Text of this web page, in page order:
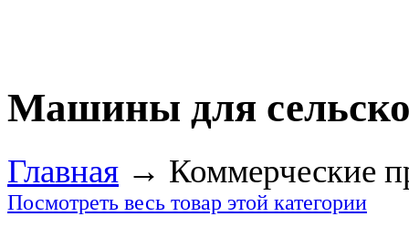
Машины для
Главная → Коммерческие
Посмотреть весь товар этой категории